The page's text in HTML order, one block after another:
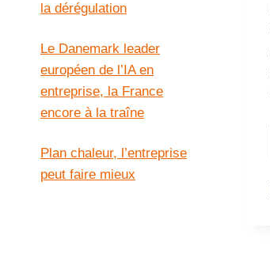
la dérégulation
Le Danemark leader
européen de l’IA en
entreprise, la France
encore à la traîne
Plan chaleur, l’entreprise
peut faire mieux